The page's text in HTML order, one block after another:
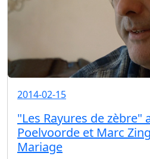
2014-02-15
"Les Rayures de zèbre"
Poelvoorde et Marc
Mariage